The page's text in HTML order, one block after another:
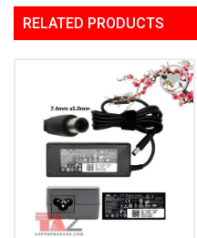
RELATED PRODUCTS
Add to
Wishlist